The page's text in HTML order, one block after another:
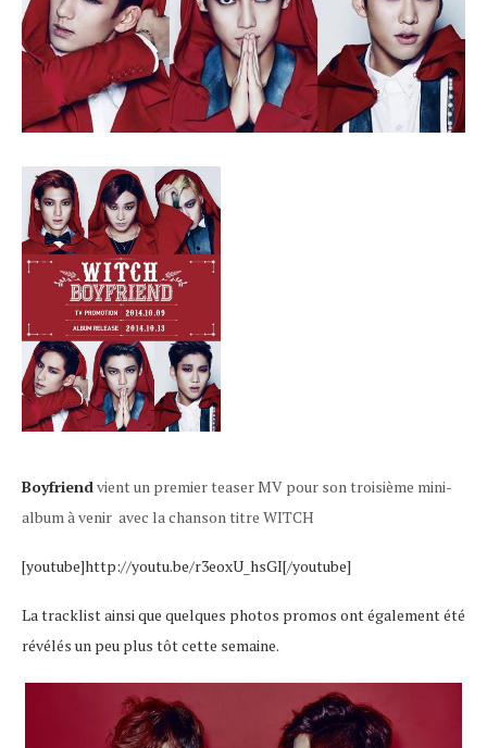
Boyfriend vient un premier teaser MV pour son troisième mini-
album à venir avec la chanson titre WITCH
[youtube]http://youtu.be/r3eoxU_hsGI[/youtube]
La tracklist ainsi que quelques photos promos ont également été
révélés un peu plus tôt cette semaine.